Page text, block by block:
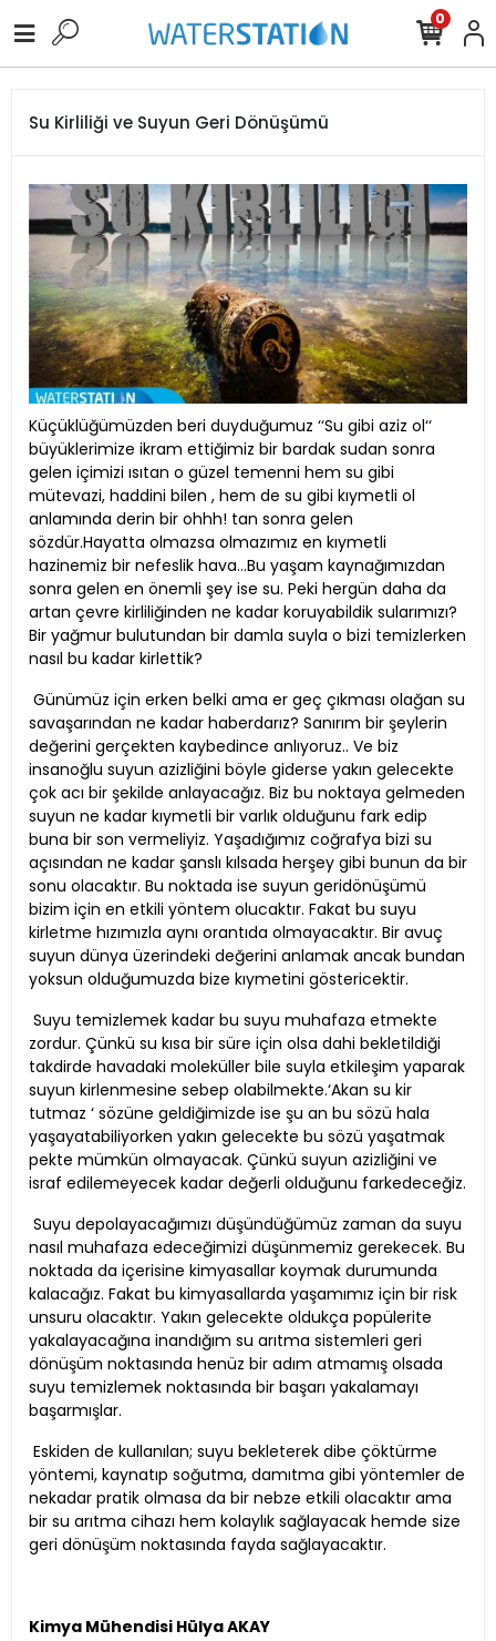
0
Su Kirliliği ve Suyun Geri Dönüşümü
Küçüklüğümüzden beri duyduğumuz ‘‘Su gibi aziz ol‘‘
büyüklerimize ikram ettiğimiz bir bardak sudan sonra
gelen içimizi ısıtan o güzel temenni hem su gibi
mütevazi, haddini bilen , hem de su gibi kıymetli ol
anlamında derin bir ohhh! tan sonra gelen
sözdür.Hayatta olmazsa olmazımız en kıymetli
hazinemiz bir nefeslik hava…Bu yaşam kaynağımızdan
sonra gelen en önemli şey ise su. Peki hergün daha da
artan çevre kirliliğinden ne kadar koruyabildik sularımızı?
Bir yağmur bulutundan bir damla suyla o bizi temizlerken
nasıl bu kadar kirlettik?
Günümüz için erken belki ama er geç çıkması olağan su
savaşarından ne kadar haberdarız? Sanırım bir şeylerin
değerini gerçekten kaybedince anlıyoruz.. Ve biz
insanoğlu suyun azizliğini böyle giderse yakın gelecekte
çok acı bir şekilde anlayacağız. Biz bu noktaya gelmeden
suyun ne kadar kıymetli bir varlık olduğunu fark edip
buna bir son vermeliyiz. Yaşadığımız coğrafya bizi su
açısından ne kadar şanslı kılsada herşey gibi bunun da bir
sonu olacaktır. Bu noktada ise suyun geridönüşümü
bizim için en etkili yöntem olucaktır. Fakat bu suyu
kirletme hızımızla aynı orantıda olmayacaktır. Bir avuç
suyun dünya üzerindeki değerini anlamak ancak bundan
yoksun olduğumuzda bize kıymetini göstericektir.
Suyu temizlemek kadar bu suyu muhafaza etmekte
zordur. Çünkü su kısa bir süre için olsa dahi bekletildiği
takdirde havadaki moleküller bile suyla etkileşim yaparak
suyun kirlenmesine sebep olabilmekte.‘Akan su kir
tutmaz ‘ sözüne geldiğimizde ise şu an bu sözü hala
yaşayatabiliyorken yakın gelecekte bu sözü yaşatmak
pekte mümkün olmayacak. Çünkü suyun azizliğini ve
israf edilemeyecek kadar değerli olduğunu farkedeceğiz.
Suyu depolayacağımızı düşündüğümüz zaman da suyu
nasıl muhafaza edeceğimizi düşünmemiz gerekecek. Bu
noktada da içerisine kimyasallar koymak durumunda
kalacağız. Fakat bu kimyasallarda yaşamımız için bir risk
unsuru olacaktır. Yakın gelecekte oldukça popülerite
yakalayacağına inandığım su arıtma sistemleri geri
dönüşüm noktasında henüz bir adım atmamış olsada
suyu temizlemek noktasında bir başarı yakalamayı
başarmışlar.
Eskiden de kullanılan; suyu bekleterek dibe çöktürme
yöntemi, kaynatıp soğutma, damıtma gibi yöntemler de
nekadar pratik olmasa da bir nebze etkili olacaktır ama
bir su arıtma cihazı hem kolaylık sağlayacak hemde size
geri dönüşüm noktasında fayda sağlayacaktır.
Kimya Mühendisi Hülya AKAY